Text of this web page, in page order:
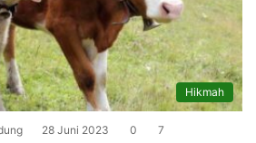
Hikmah
28 Juni 2023 0 7